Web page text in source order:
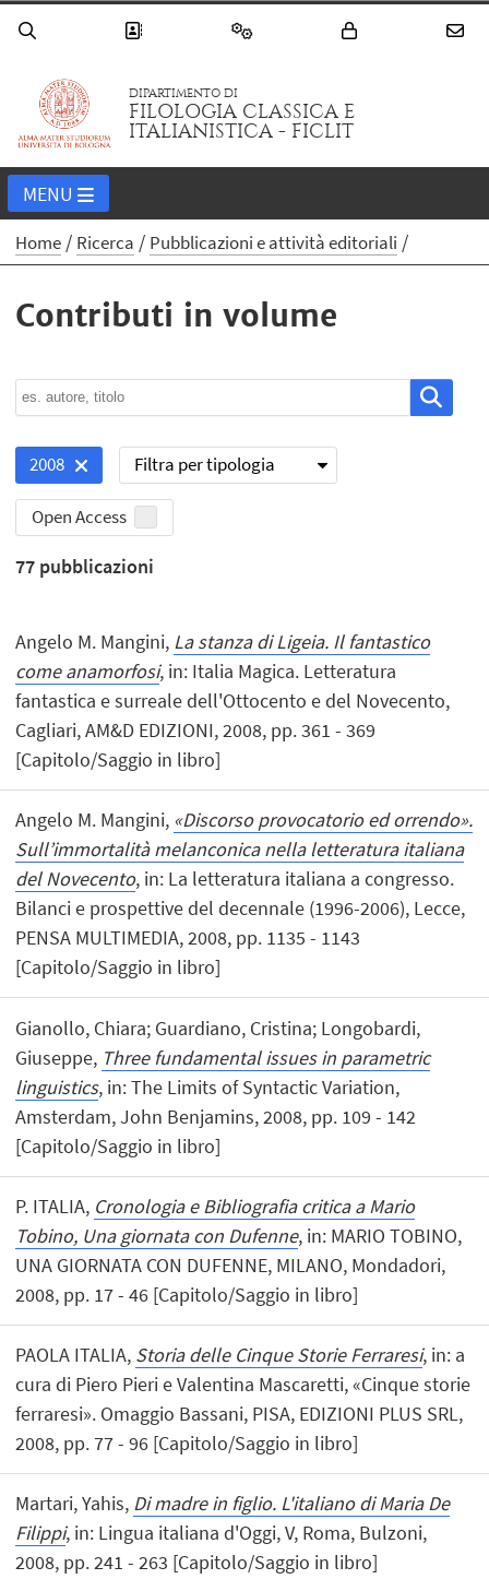
DIPARTIMENTO DI
FILOLOGIA CLASSICA E
ITALIANISTICA - FICLIT
MENU
Home Ricerca Pubblicazioni e attività editoriali
Contributi in volume
2008 Filtra per tipologia
Open Access
77 pubblicazioni
Angelo M. Mangini, La stanza di Ligeia. Il fantastico
come anamorfosi, in: Italia Magica. Letteratura
fantastica e surreale dell'Ottocento e del Novecento,
Cagliari, AM&D EDIZIONI, 2008, pp. 361 - 369
[Capitolo/Saggio in libro]
Angelo M. Mangini, «Discorso provocatorio ed orrendo».
Sull’immortalità melanconica nella letteratura italiana
del Novecento, in: La letteratura italiana a congresso.
Bilanci e prospettive del decennale (1996-2006), Lecce,
PENSA MULTIMEDIA, 2008, pp. 1135 - 1143
[Capitolo/Saggio in libro]
Gianollo, Chiara; Guardiano, Cristina; Longobardi,
Giuseppe, Three fundamental issues in parametric
linguistics, in: The Limits of Syntactic Variation,
Amsterdam, John Benjamins, 2008, pp. 109 - 142
[Capitolo/Saggio in libro]
P. ITALIA, Cronologia e Bibliografia critica a Mario
Tobino, Una giornata con Dufenne, in: MARIO TOBINO,
UNA GIORNATA CON DUFENNE, MILANO, Mondadori,
2008, pp. 17 - 46 [Capitolo/Saggio in libro]
PAOLA ITALIA, Storia delle Cinque Storie Ferraresi, in: a
cura di Piero Pieri e Valentina Mascaretti, «Cinque storie
ferraresi». Omaggio Bassani, PISA, EDIZIONI PLUS SRL,
2008, pp. 77 - 96 [Capitolo/Saggio in libro]
Martari, Yahis, Di madre in figlio. L'italiano di Maria De
Filippi, in: Lingua italiana d'Oggi, V, Roma, Bulzoni,
2008, pp. 241 - 263 [Capitolo/Saggio in libro]